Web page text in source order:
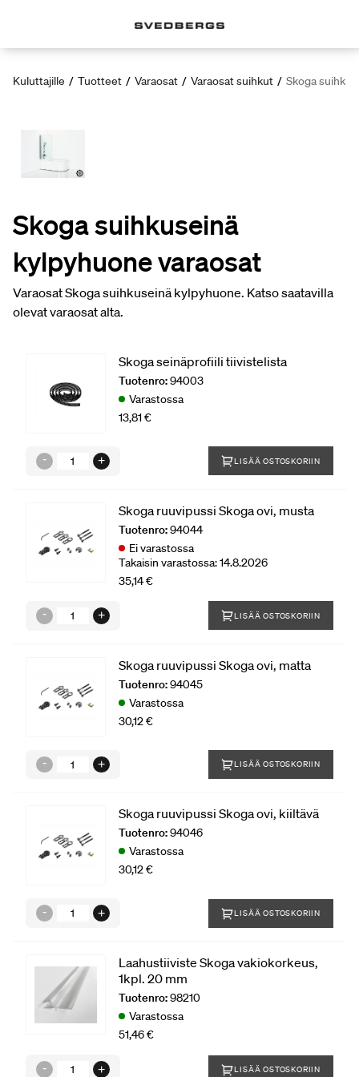
Kuluttajille / Tuotteet / Varaosat / Varaosat suihkut / Skoga
Skoga suihkuseinä
kylpyhuone varaosat
Varaosat Skoga suihkuseinä kylpyhuone. Katso saatavilla
olevat varaosat alta.
Skoga seinäprofiili tiivistelista
Tuotenro:94003
Varastossa
13,81 €
LISÄÄ OSTOSKORIIN
Skoga ruuvipussi Skoga ovi, musta
Tuotenro:94044
Ei varastossa
Takaisin varastossa: 14.8.2026
35,14 €
LISÄÄ OSTOSKORIIN
Skoga ruuvipussi Skoga ovi, matta
Tuotenro:94045
Varastossa
30,12 €
LISÄÄ OSTOSKORIIN
Skoga ruuvipussi Skoga ovi, kiiltävä
Tuotenro:94046
Varastossa
30,12 €
LISÄÄ OSTOSKORIIN
Laahustiiviste Skoga vakiokorkeus,
1kpl. 20 mm
Tuotenro:98210
Varastossa
51,46 €
LISÄÄ OSTOSKORIIN